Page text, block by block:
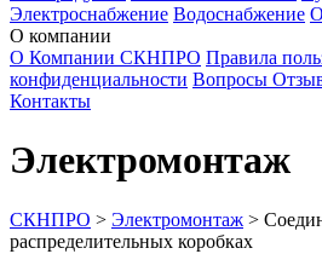
Электроснабжение Водоснабжение
О компании
О Компании СКНПРО Правила
конфиденциальности Вопросы
Контакты
Электромонтаж
СКНПРО > Электромонтаж >
распределительных коробках